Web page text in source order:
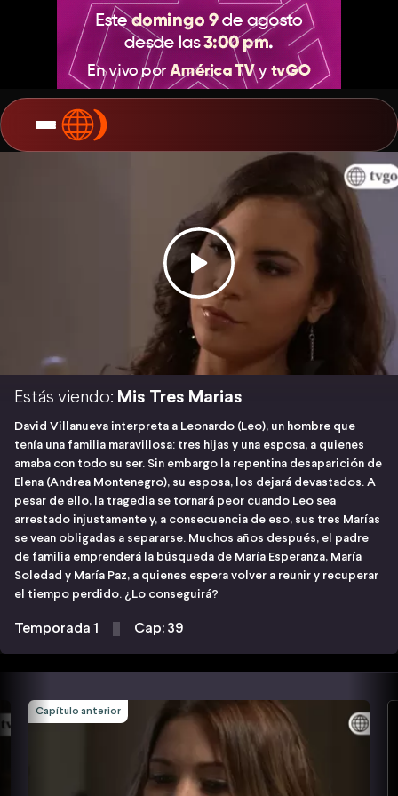
Estás viendo: Mis Tres Marias
David Villanueva interpreta a Leonardo (Leo), un hombre que
tenía una familia maravillosa: tres hijas y una esposa, a quienes
amaba con todo su ser. Sin embargo la repentina desaparición de
Elena (Andrea Montenegro), su esposa, los dejará devastados. A
pesar de ello, la tragedia se tornará peor cuando Leo sea
arrestado injustamente y, a consecuencia de eso, sus tres Marías
se vean obligadas a separarse. Muchos años después, el padre
de familia emprenderá la búsqueda de María Esperanza, María
Soledad y María Paz, a quienes espera volver a reunir y recuperar
el tiempo perdido. ¿Lo conseguirá?
Temporada 1 Cap: 39
Capítulo anterior